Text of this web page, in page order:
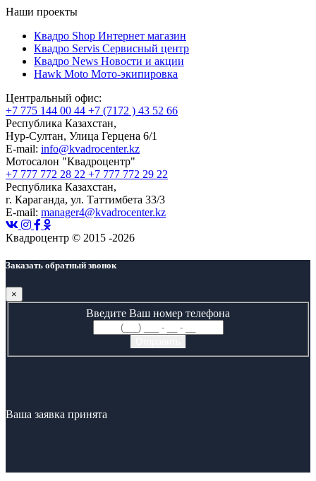
Наши проекты
Квадро Shop Интернет магазин
Квадро Servis Сервисный центр
Квадро News Новости и акции
Hawk Moto Мото-экипировка
Центральный офис:
+7 775 144 00 44 +7 (7172 ) 43 52 66
Республика Казахстан,
Нур-Султан, Улица Герцена 6/1
E-mail: info@kvadrocenter.kz
Мотосалон "Квадроцентр"
+7 777 772 28 22 +7 777 772 29 22
Республика Казахстан,
г. Караганда, ул. Таттимбета 33/3
E-mail: manager4@kvadrocenter.kz
Квадроцентр © 2015 -2026
Заказать обратный звонок
×
Введите Ваш номер телефона
Ваша заявка принята